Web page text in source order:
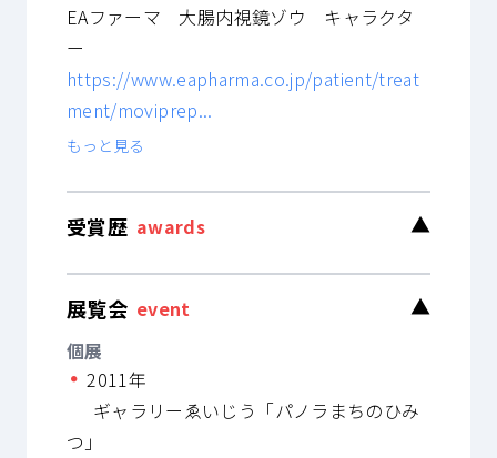
EAファーマ 大腸内視鏡ゾウ キャラクタ
ー
https://www.eapharma.co.jp/patient/treat
ment/moviprep...
もっと見る
受賞歴 awards ▼
展覧会 event ▼
個展
2011年
ギャラリーゑいじう「パノラまちのひみ
つ」